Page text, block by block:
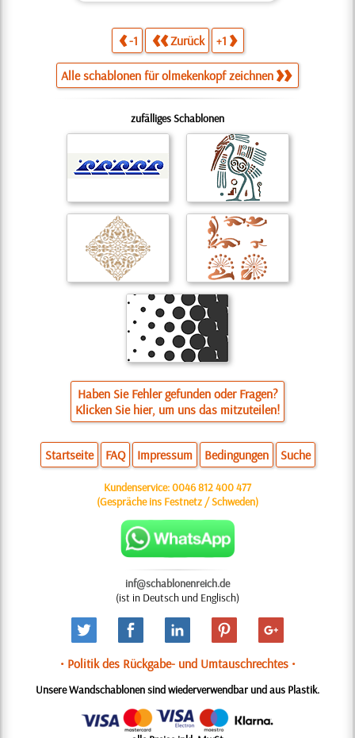
-1 Zurück +1
Alle schablonen für olmekenkopf zeichnen
zufälliges Schablonen
Haben Sie Fehler gefunden oder Fragen?
Klicken Sie hier, um uns das mitzuteilen!
Startseite FAQ Impressum Bedingungen Suche
Kundenservice:0046 812 400 477
(Gespräche ins Festnetz / Schweden)
inf@schablonenreich.de
(ist in Deutsch und Englisch)
• Politik des Rückgabe- und Umtauschrechtes •
Unsere Wandschablonen sind wiederverwendbar und aus Plastik.